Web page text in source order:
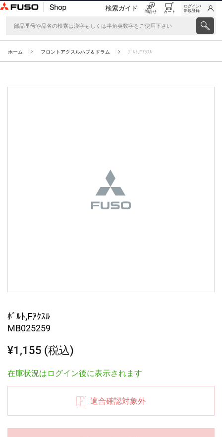
検索ガイド 問合せ カート
ログイン/
新規登録
ホーム フロントアクスルハブ＆ドラム ﾎﾞﾙﾄ,Fｱｸｽﾙ
ﾎﾞﾙﾄ,Fｱｸｽﾙ
MB025259
¥1,155 (税込)
在庫状況はログイン後に表示されます
適合確認対象外